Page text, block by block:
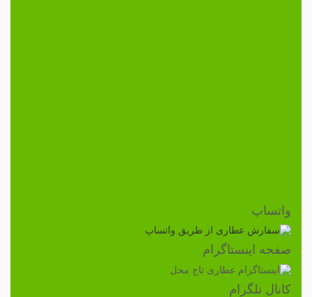
واتساپ
صفحه اینستاگرام
کانال تلگرام